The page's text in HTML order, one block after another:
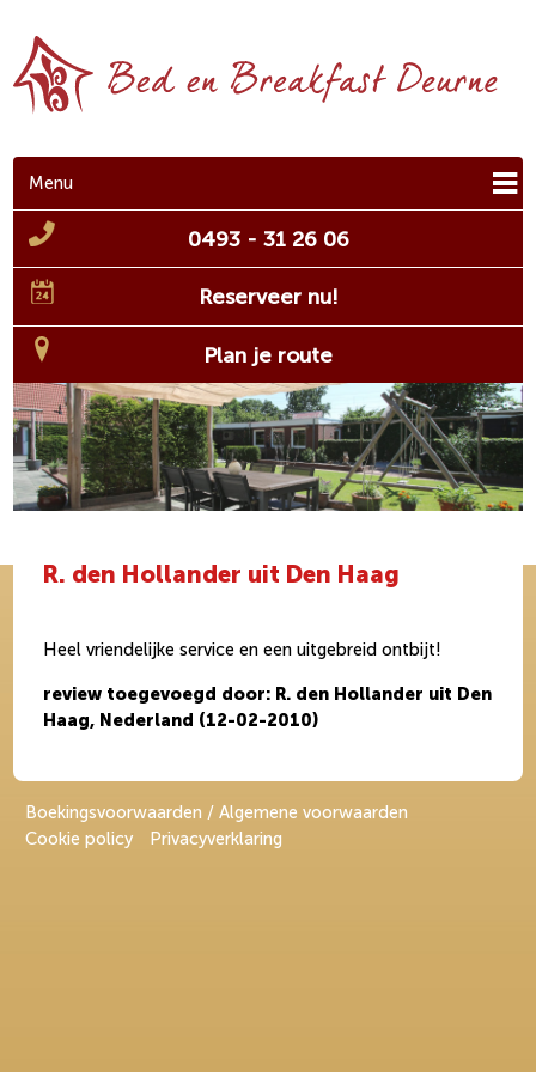
Menu
0493 - 31 26 06
Reserveer nu!
Plan je route
R. den Hollander uit Den Haag
Heel vriendelijke service en een uitgebreid ontbijt!
review toegevoegd door: R. den Hollander uit Den
Haag, Nederland (12-02-2010)
Boekingsvoorwaarden / Algemene voorwaarden
Cookie policy
Privacyverklaring